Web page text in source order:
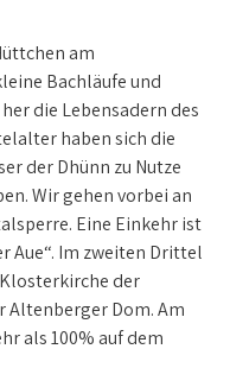
am
Bach­läufe und
die Lebensadern des
haben sich die
der Dhünn zu Nutze
Wir gehen vorbei an
Eine Einkehr ist
Aue“. Im zweiten Drittel
der
Altenberger Dom. Am
als 100% auf dem